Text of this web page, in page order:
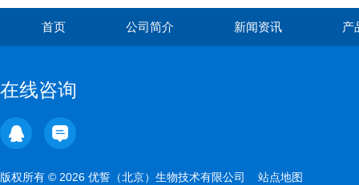
首页 公司简介 新闻资讯 产
在线咨询
版权所有 © 2026 优誓（北京）生物技术有限公司 站点地图